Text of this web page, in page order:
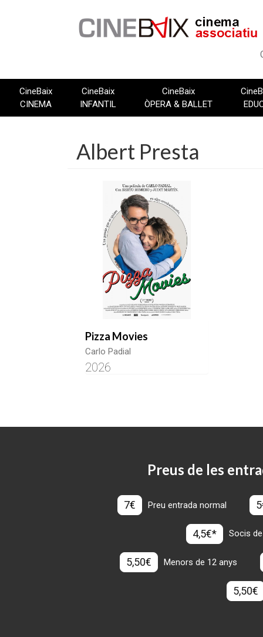
CineBaix
CINEMA
CineBaix
INFANTIL
CineBaix
ÒPERA & BALLET
Albert Presta
Pizza Movies
Carlo Padial
2026
Preus de les
7€ Preu entrada normal
4,5€* Socis
5,50€ Menors de 12 anys
5,50€